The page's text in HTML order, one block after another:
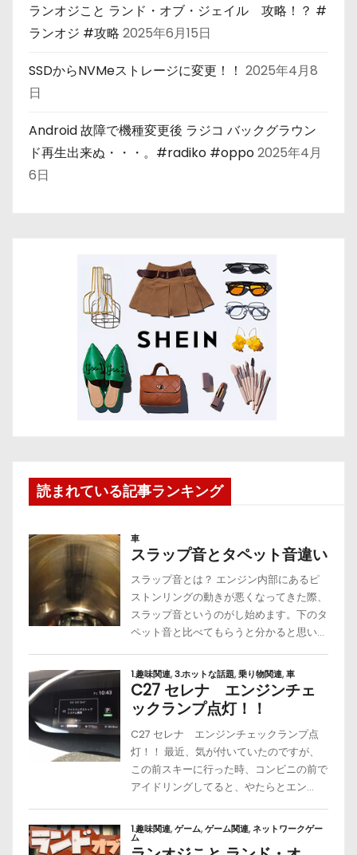
ランオジこと ランド・オブ・ジェイル 攻略！？ #
ランオジ #攻略 2025年6月15日
SSDからNVMeストレージに変更！！ 2025年4月8
日
Android 故障で機種変更後 ラジコ バックグラウン
ド再生出来ぬ・・・。#radiko #oppo2025年4月
6日
読まれている記事ランキング